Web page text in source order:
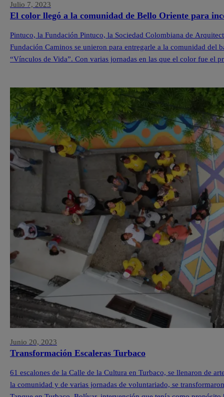
Julio 7, 2023
El color llegó a la comunidad de Bello Oriente para
Pintuco, la Fundación Pintuco, la Sociedad Colombiana de
Fundación Caminos se unieron para entregarle a la comunidad del
“Vínculos de Vida”. Con varias jornadas en las que el color fue el
Junio 20, 2023
Transformación Escaleras Turbaco
61 escalones de la Calle de la Cultura en Turbaco, se llenaron de
la comunidad y de varias jornadas de voluntariado, se